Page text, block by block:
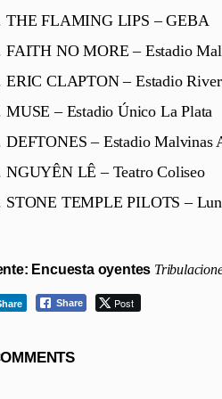
THE FLAMING LIPS – GEBA
FAITH NO MORE – Estadio
ERIC CLAPTON – Estadio
MUSE – Estadio Único La Plata
DEFTONES – Estadio Malvinas
NGUYÊN LÊ – Teatro Coliseo
STONE TEMPLE PILOTS –
Encuesta oyentes
Share Post